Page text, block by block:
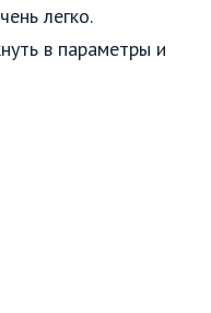
легко.
в параметры и